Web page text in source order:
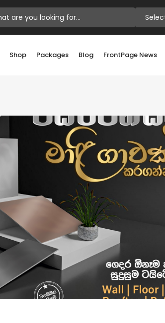
Shop Packages Blog FrontPage News